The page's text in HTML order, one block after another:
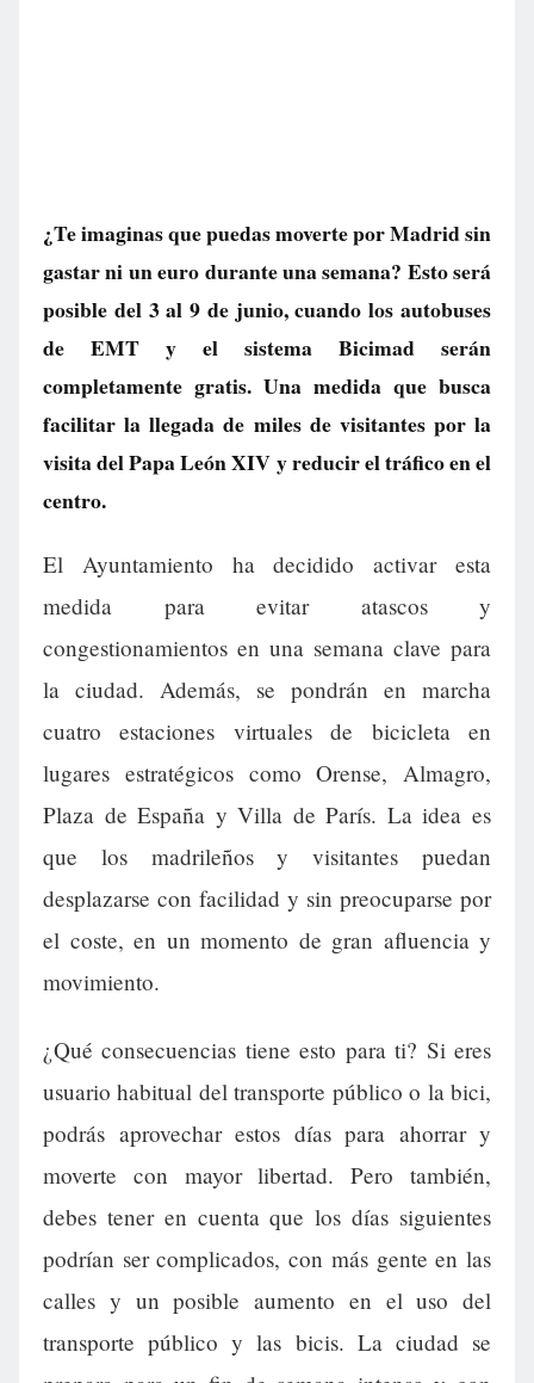
¿Te imaginas que puedas moverte por Madrid sin
gastar ni un euro durante una semana? Esto será
posible del 3 al 9 de junio, cuando los autobuses
de EMT y el sistema Bicimad serán
completamente gratis. Una medida que busca
facilitar la llegada de miles de visitantes por la
visita del Papa León XIV y reducir el tráfico en el
centro.
El Ayuntamiento ha decidido activar esta
medida para evitar atascos y
congestionamientos en una semana clave para
la ciudad. Además, se pondrán en marcha
cuatro estaciones virtuales de bicicleta en
lugares estratégicos como Orense, Almagro,
Plaza de España y Villa de París. La idea es
que los madrileños y visitantes puedan
desplazarse con facilidad y sin preocuparse por
el coste, en un momento de gran afluencia y
movimiento.
¿Qué consecuencias tiene esto para ti? Si eres
usuario habitual del transporte público o la bici,
podrás aprovechar estos días para ahorrar y
moverte con mayor libertad. Pero también,
debes tener en cuenta que los días siguientes
podrían ser complicados, con más gente en las
calles y un posible aumento en el uso del
transporte público y las bicis. La ciudad se